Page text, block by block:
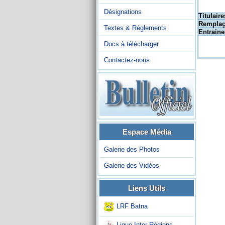
Désignations
Textes & Réglements
Docs à télécharger
Contactez-nous
Espace Média
Galerie des Photos
Galerie des Vidéos
Liens Utils
LRF Batna